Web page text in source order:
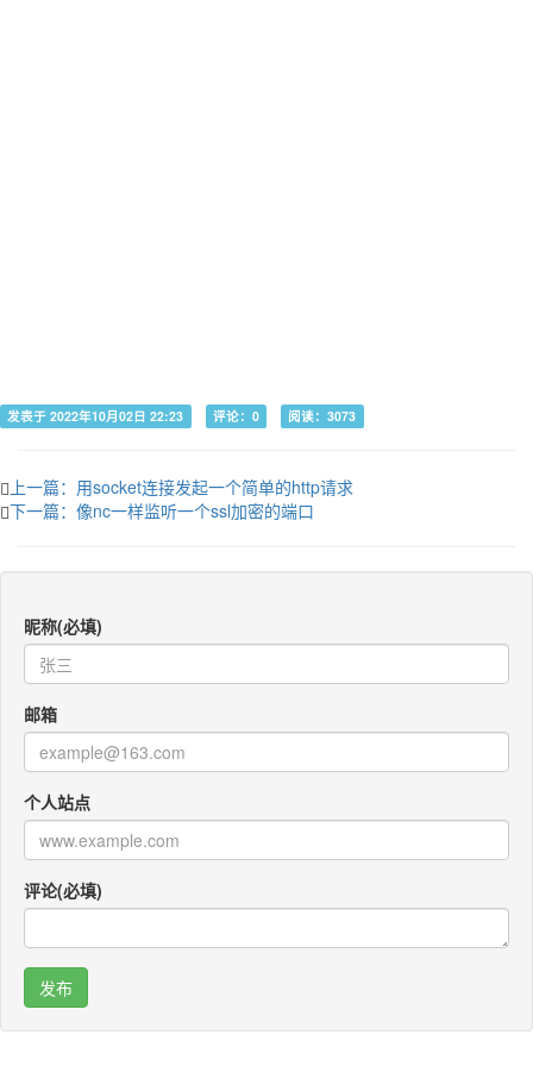
发表于 2022年10月02日 22:23 评论：0 阅读：3073
上一篇：用socket连接发起一个简单的http请求
下一篇：像nc一样监听一个ssl加密的端口
昵称(必填)
邮箱
个人站点
评论(必填)